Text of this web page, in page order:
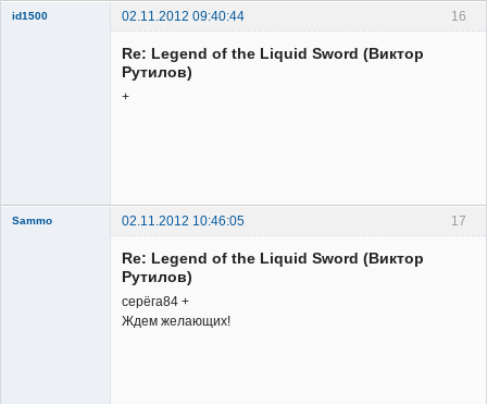
16
id1500
02.11.2012 09:40:44
Re: Legend of the Liquid Sword (Виктор
Рутилов)
+
17
Sammo
02.11.2012 10:46:05
Re: Legend of the Liquid Sword (Виктор
Рутилов)
серёга84 +
Ждем желающих!